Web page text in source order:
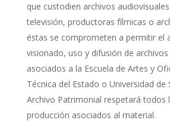
que custodien archivos
televisión, productoras fílmicas o
éstas se comprometen a permitir el
visionado, uso y difusión de
asociados a la Escuela de Artes y
Técnica del Estado o Universidad de
Archivo Patrimonial respetará todos
producción asociados al material.